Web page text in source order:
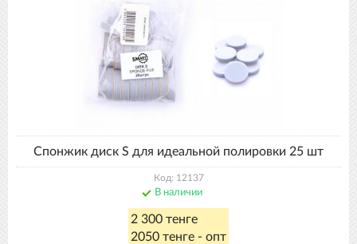
Спонжик диск S для идеальной полировки 25 шт
Код: 12137
В наличии
2 300 тенге
2050 тенге - опт